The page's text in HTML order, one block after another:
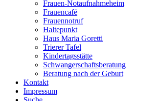
Frauen-Notaufnahmeheim
Frauencafé
Frauennotruf
Haltepunkt
Haus Maria Goretti
Trierer Tafel
Kindertagsstätte
Schwangerschaftsberatung
Beratung nach der Geburt
Kontakt
Impressum